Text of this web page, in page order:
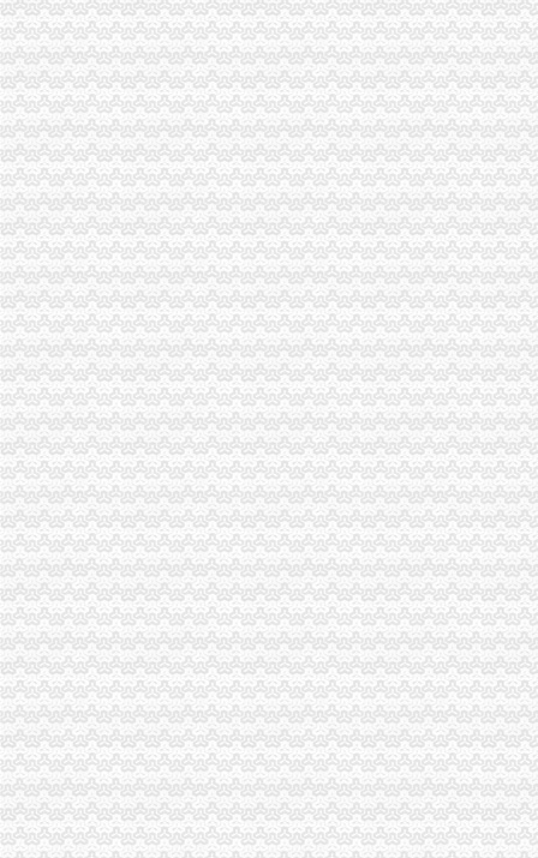
进出口收发货人报关注册登记证书…-海关百问
紫灿股份：关于取得中华共和国海关报关单位注册登记证书的公告
工商动态
南川局重庆海关在哪里关注民生促进和谐大力推进12315行政执法体系建设
璧山局“三化”海关报关登记证书全力营造食品安全健康消费环境
一季度全市重庆海关在哪里动产押融资增幅明显
巴南分局重庆海关在哪里查获一起互联网销售冒名表案
万盛局海关报关登记证书工商登记窗口服务企业助推发展成效显著
春节期间全市重庆海关在哪里媒体广告违法率较年前略有下降
双桥局重庆海关在哪里加烟花竹巡查监管
一月份外商投资企业登记注册况
綦江局海关报关登记证书三举措深入助推微型企业发展
市重庆海关注册登记工商局与市外经贸委建立外资登记审批合作机制
巫山局开展“查究抓”海关报关注册登记证书推动各项工作
云局南溪所“一清二促三控”海关报关登记证书开展猪肉市场监管
巫溪县全面完成2010年微型企业发展工作
市海关报关注册登记证书局副局长郭翔对机关后勤服务中心支部创先争优活动
市重庆海关在哪里局纪检组长滕科带队到双桥局开展考核考察工作
酉局通过“四大机制”重庆海关注册登记积推进微型企业发展
江北区微型企业第二批创业培训呈现三点
渝北局重庆海关注册运用职能帮助企业融资八亿元
江北局启动市重庆海关注册登记场应急预案加观音桥农贸市场监管确保交易供
市局副局长李林到万州区铁峰乡参加“三进三同”海关报关登记证书“结穷亲”活动
重庆海关年报
宁德海关复制推广福建自贸区第五批创新成果_中国经济网——国家经
保税港区年内封关<BR/>海关破监管难题·重庆晨报数字报
进出口许可证办理流程
商务部技术进出口信息管理系统许可证电子申请流程-江市商务局
广州内资营企业取得进出口许可证的流程-简书
无纸化签约流程
海关无纸化通关流程_北京华晨远洋国际贸易有限责任公司
证券业务全流程无纸化解决方案[好网角文章收]
海关无纸化签约
西安海关>西安海关2013